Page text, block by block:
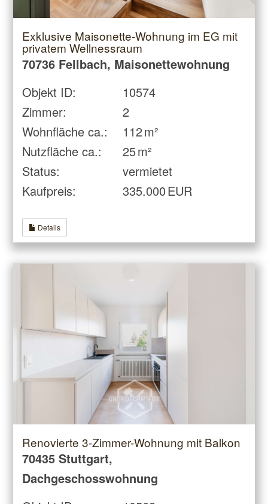
Exklusive Maisonette-Wohnung im EG mit
privatem Wellnessraum
70736 Fellbach, Maisonettewohnung
Objekt ID:
10574
Zimmer:
2
Wohnfläche ca.:
112 m²
Nutzfläche ca.:
25 m²
Status:
vermietet
Kaufpreis:
335.000 EUR
Details
Renovierte 3-Zimmer-Wohnung mit Balkon
70435 Stuttgart,
Dachgeschosswohnung